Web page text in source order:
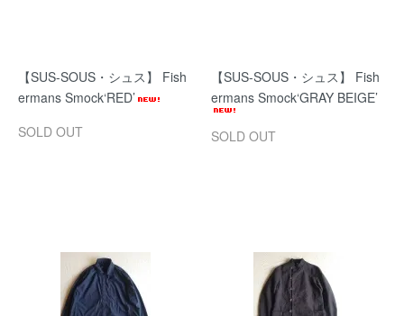
【SUS-SOUS・シュス】 Fish
ermans Smock‘RED’
SOLD OUT
【SUS-SOUS・シュス】 Fish
ermans Smock‘GRAY BEIGE’
SOLD OUT